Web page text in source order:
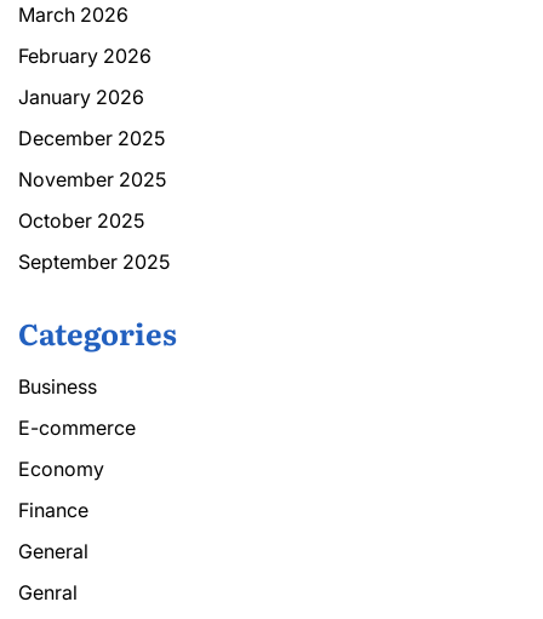
March 2026
February 2026
January 2026
December 2025
November 2025
October 2025
September 2025
Categories
Business
E-commerce
Economy
Finance
General
Genral